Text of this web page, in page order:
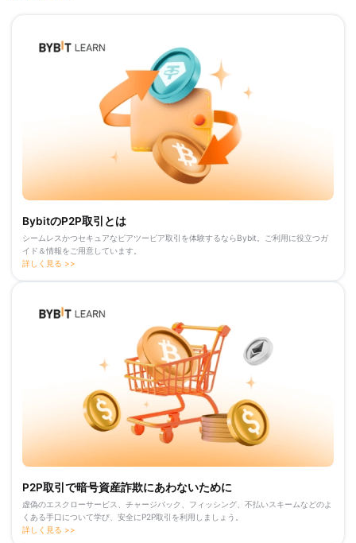
BybitのP2P取引とは
シームレスかつセキュアなピアツーピア取引を体験するならBybit。ご利用に役立つガ
イド＆情報をご用意しています。
詳しく見る >>
P2P取引で暗号資産詐欺にあわないために
虚偽のエスクローサービス、チャージバック、フィッシング、不払いスキームなどのよ
くある手口について学び、安全にP2P取引を利用しましょう。
詳しく見る >>